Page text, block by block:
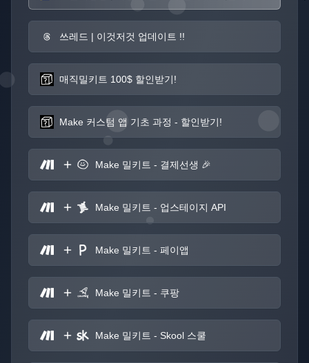
쓰레드 | 이것저것 업데이트 !!
매직밀키트 100$ 할인받기!
Make 커스텀 앱 기초 과정 - 할인받기!
Make 밀키트 - 결제선생 🎉
Make 밀키트 - 업스테이지 API
Make 밀키트 - 페이앱
Make 밀키트 - 쿠팡
Make 밀키트 - Skool 스쿨